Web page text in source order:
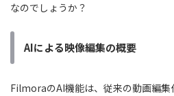
なのでしょうか？
AIによる映像編集の概要
FilmoraのAI機能は、従来の動画編集